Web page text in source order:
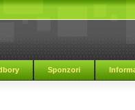
Sponzori